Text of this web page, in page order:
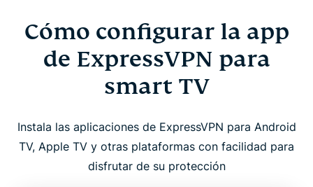
Cómo configurar la app
de ExpressVPN para
smart TV
Instala las aplicaciones de ExpressVPN para Android
TV, Apple TV y otras plataformas con facilidad para
disfrutar de su protección